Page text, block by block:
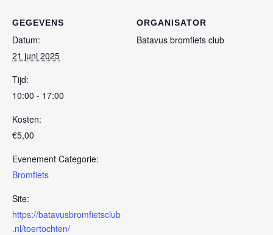
GEGEVENS
Datum:
21 juni 2025
Tijd:
10:00 - 17:00
Kosten:
€5,00
Evenement Categorie:
Bromfiets
Site:
https://batavusbromfietsclub
.nl/toertochten/
ORGANISATOR
Batavus bromfiets club